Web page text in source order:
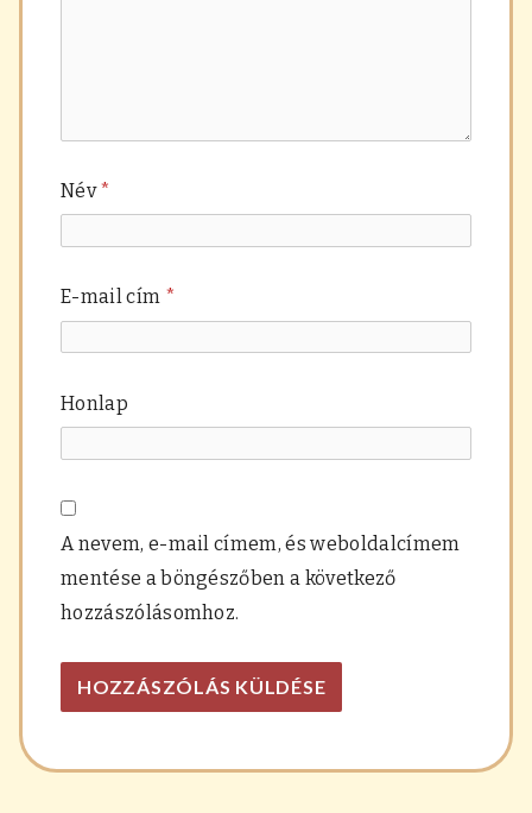
Név*
E-mail cím *
Honlap
A nevem, e-mail címem, és weboldalcímem
mentése a böngészőben a következő
hozzászólásomhoz.